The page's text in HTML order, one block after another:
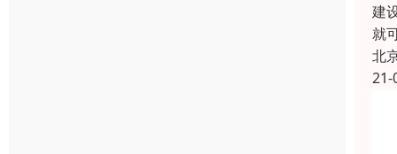
建
就
北
21-